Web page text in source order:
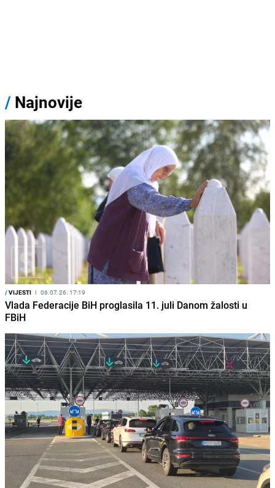
/ Najnovije
/VIJESTI I 06.07.26. 17:19
Vlada Federacije BiH proglasila 11. juli Danom žalosti u
FBiH